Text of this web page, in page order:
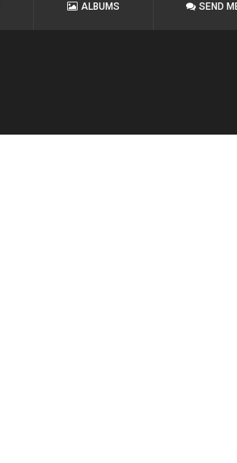
ALBUMS SEND